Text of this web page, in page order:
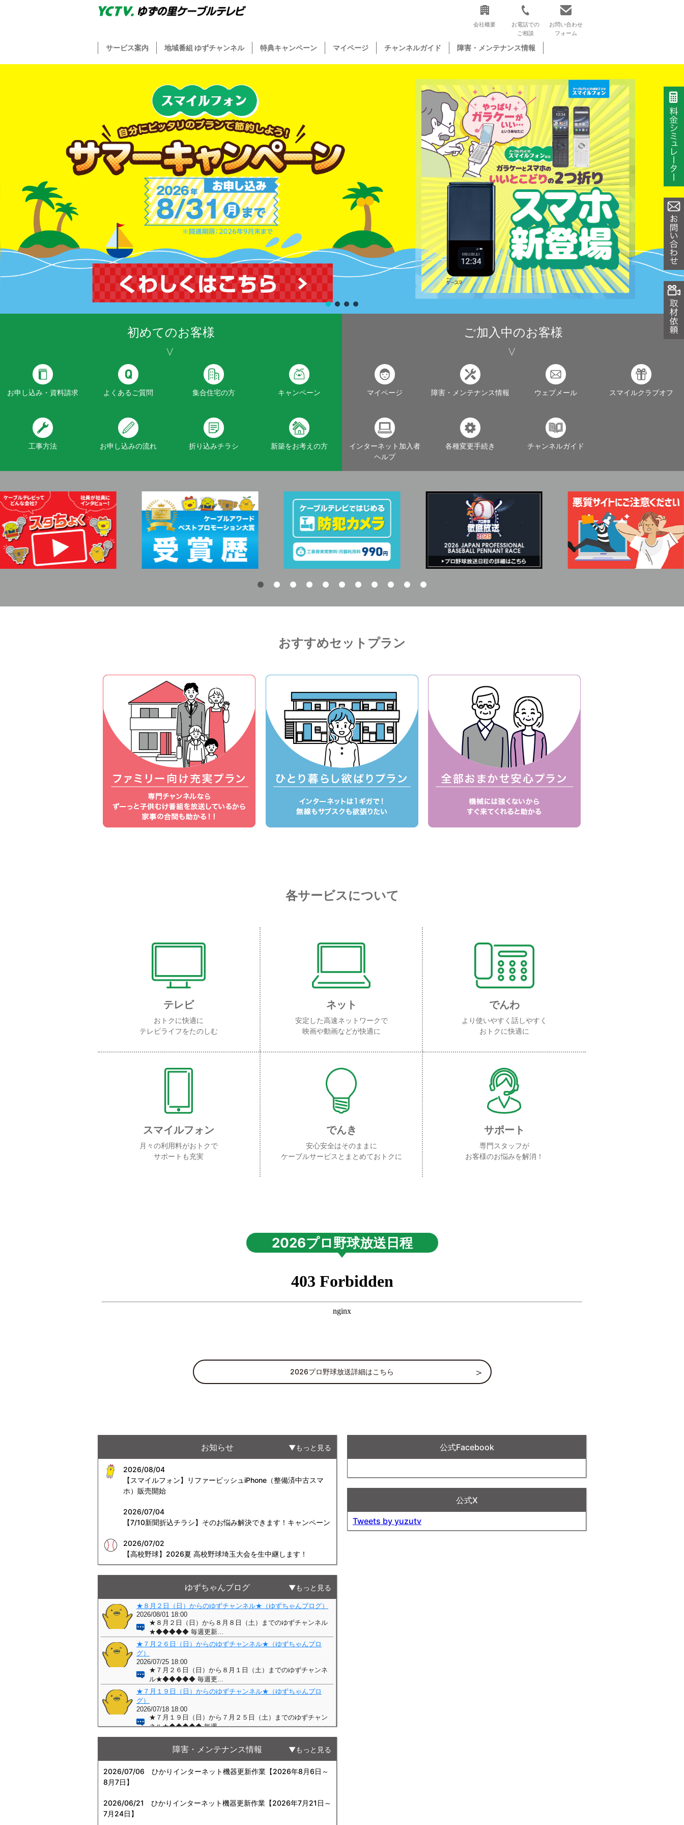
会社概要
お電話での
ご相談
お問い合わせ
フォーム
サービス案内 地域番組 ゆずチャンネル 特典キャンペーン マイページ チャンネルガイド 障害・メンテナンス情報
初めてのお客様
お申し込み・資料請求 よくあるご質問 集合住宅の方 キャンペーン
工事方法 お申し込みの流れ 折り込みチラシ 新築をお考えの方
ご加入中のお客様
マイページ 障害・メンテナンス情報 ウェブメール スマイルクラブオフ
インターネット加入者
ヘルプ
各種変更手続き チャンネルガイド
おすすめセットプラン
各サービスについて
テレビ
おトクに快適に
テレビライフをたのしむ
ネット
安定した高速ネットワークで
映画や動画などが快適に
でんわ
より使いやすく話しやすく
おトクに快適に
スマイルフォン
月々の利用料がおトクで
サポートも充実
でんき
安心安全はそのままに
ケーブルサービスとまとめておトクに
サポート
専門スタッフが
お客様のお悩みを解消！
2026プロ野球放送日程
2026プロ野球放送詳細はこちら
お知らせ もっと見る
2026/08/04
【スマイルフォン】リファービッシュiPhone（整備済中古スマ
ホ）販売開始
2026/07/04
【7/10新聞折込チラシ】そのお悩み解決できます！キャンペーン
2026/07/02
【高校野球】2026夏 高校野球埼玉大会を生中継します！
ゆずちゃんブログ もっと見る
障害・メンテナンス情報 もっと見る
2026/07/06 ひかりインターネット機器更新作業【2026年8月6日～
8月7日】
2026/06/21
ひかりインターネット機器更新作業【2026年7月21日～
7月24日】
公式Facebook
公式X
Tweets by yuzutv